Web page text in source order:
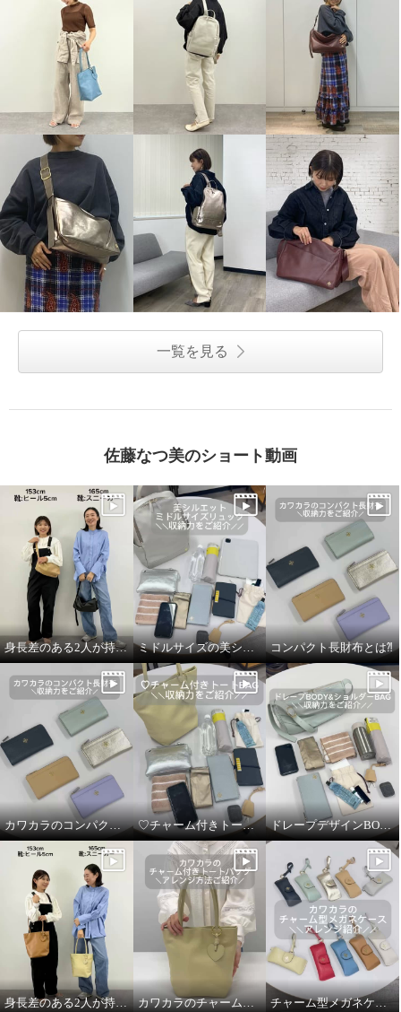
一覧を見る
佐藤なつ美のショート動画
身長差のある2人が持ってみました！ ミドルサイズの美シルエットリュック コンパクト長財布とは⁈
カワカラのコンパクト長財布の収納力 ♡チャーム付きトートバッグの収納力 ドレープデザインBODY &ショルダーBAGの収納力
身長差のある2人が持ってみました！ カワカラのチャーム付きトートバッグのアレンジ紹介 チャーム型メガネケースの使い方動画